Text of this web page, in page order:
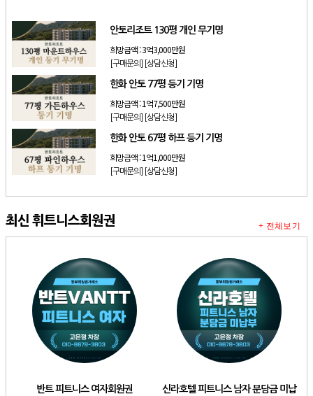
안토리조트 130평 개인 무기명
희망금액 :3억3,000만원
[구매문의] [상담신청]
한화 안토 77평 등기 기명
희망금액 :1억7,500만원
[구매문의] [상담신청]
한화 안토 67평 하프 등기 기명
희망금액 :1억1,000만원
[구매문의] [상담신청]
최신 휘트니스회원권
반트 피트니스 여자회원권 신라호텔 피트니스 남자 분담금 미납
+ 전체보기